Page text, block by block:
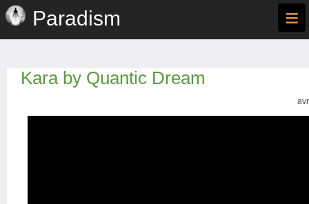
Paradism ≡
Kara by Quantic Dream